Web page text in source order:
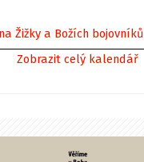
Žižky a Božích bojovníků
Zobrazit celý kalendář